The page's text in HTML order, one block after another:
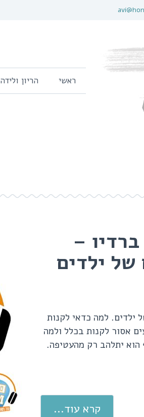
ראשי הריון ולידה
–
ילדים. למה כדאי לקנות
אסור לקנות בכלל ולמה
יתלהב רק מהעטיפה.
קרא עוד...